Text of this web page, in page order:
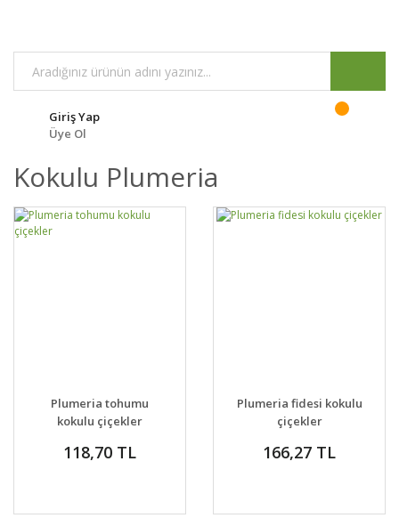
Giriş Yap
Üye Ol
Kokulu Plumeria
DETAYLAR
VER
Plumeria tohumu
kokulu çiçekler
118,70 TL
DETAYLAR
VER
Plumeria fidesi kokulu
çiçekler
166,27 TL